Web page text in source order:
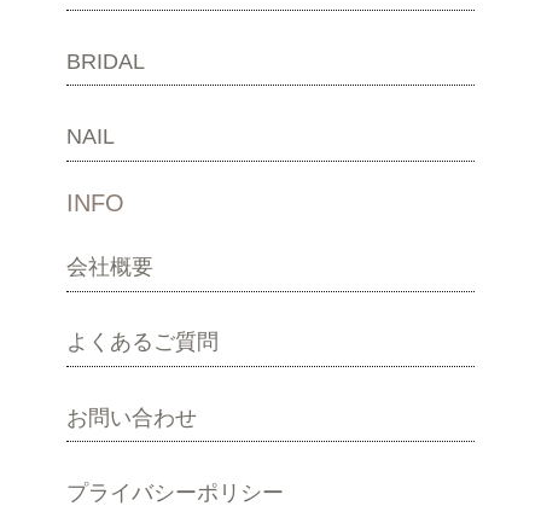
BRIDAL
NAIL
INFO
会社概要
よくあるご質問
お問い合わせ
プライバシーポリシー